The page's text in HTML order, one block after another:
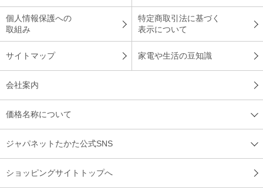
個人情報保護への
取組み
特定商取引法に基づく
表示について
サイトマップ 家電や生活の豆知識
会社案内
価格名称について
ジャパネットたかた公式SNS
ショッピングサイトトップへ